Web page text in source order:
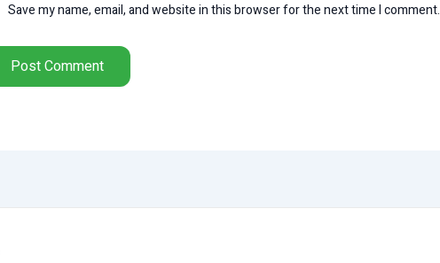
Save my name, email, and website in this browser for the next time I comment.